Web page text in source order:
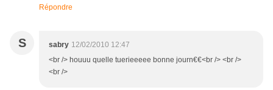
Répondre
S sabry 12/02/2010 12:47
<br /> houuu quelle tuerieeeee bonne journ€€<br /> <br />
<br />